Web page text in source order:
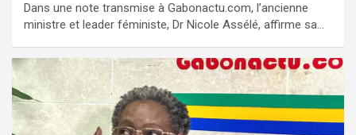
Dans une note transmise à Gabonactu.com, l’ancienne
ministre et leader féministe, Dr Nicole Assélé, affirme sa…